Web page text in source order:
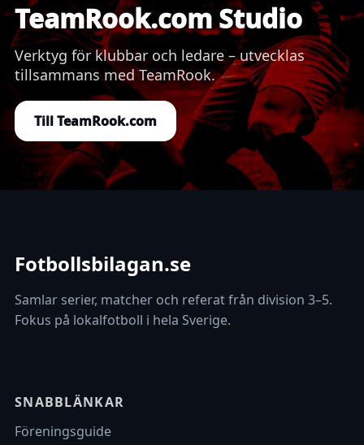
TeamRook.com Studio
Verktyg för klubbar och ledare – utvecklas
tillsammans med TeamRook.
Till TeamRook.com
Fotbollsbilagan.se
Samlar serier, matcher och referat från division 3–5.
Fokus på lokalfotboll i hela Sverige.
SNABBLÄNKAR
Föreningsguide